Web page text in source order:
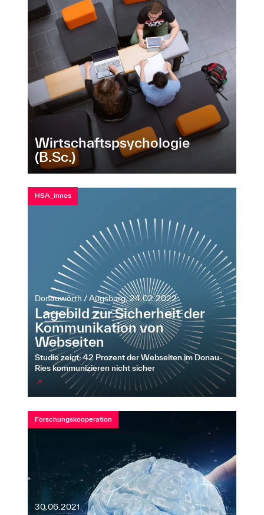
Wirtschaftspsychologie
(B.Sc.)
HSA_innos
Donauwörth / Augsburg, 24.02.2022
Lagebild zur Sicherheit der
Kommunikation von
Webseiten
Studie zeigt: 42 Prozent der Webseiten im Donau-
Ries kommunizieren nicht sicher
↗
Forschungskooperation
30.06.2021